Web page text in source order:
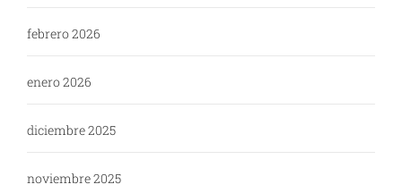
febrero 2026
enero 2026
diciembre 2025
noviembre 2025